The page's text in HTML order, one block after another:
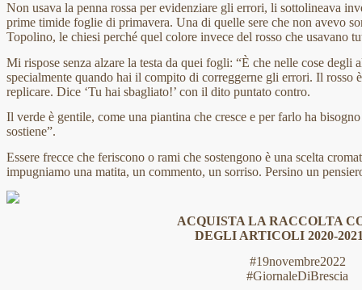
Non usava la penna rossa per evidenziare gli errori, li sottolineava
prime timide foglie di primavera. Una di quelle sere che non avevo
Topolino, le chiesi perché quel colore invece del rosso che usavano
Mi rispose senza alzare la testa da quei fogli: “È che nelle cose
specialmente quando hai il compito di correggerne gli errori. Il rosso
replicare. Dice ‘Tu hai sbagliato!’ con il dito puntato contro.
Il verde è gentile, come una piantina che cresce e per farlo ha
sostiene”.
Essere frecce che feriscono o rami che sostengono è una scelta
impugniamo una matita, un commento, un sorriso. Persino un
ACQUISTA LA RACCOLTA
DEGLI ARTICOLI 2020-
#19novembre2022
#GiornaleDiBrescia